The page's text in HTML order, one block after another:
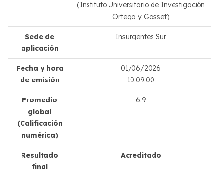
(Instituto Universitario de Investigación
Ortega y Gasset)
Sede de
aplicación
Insurgentes Sur
Fecha y hora
de emisión
01/06/2026
10:09:00
Promedio
global
(Calificación
numérica)
6.9
Resultado
final
Acreditado